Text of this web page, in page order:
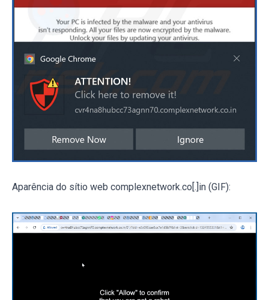
Aparência do sítio web complexnetwork.co[.]in (GIF):